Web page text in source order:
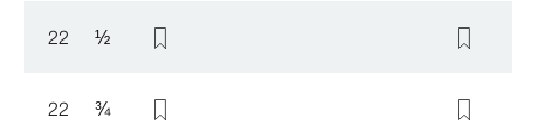
22 ½
22 ¾